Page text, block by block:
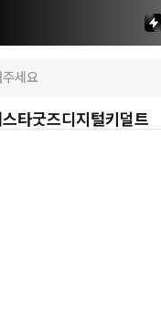
스타굿즈디지털키덜트